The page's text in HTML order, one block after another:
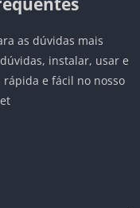
as dúvidas mais
instalar, usar e
e fácil no nosso